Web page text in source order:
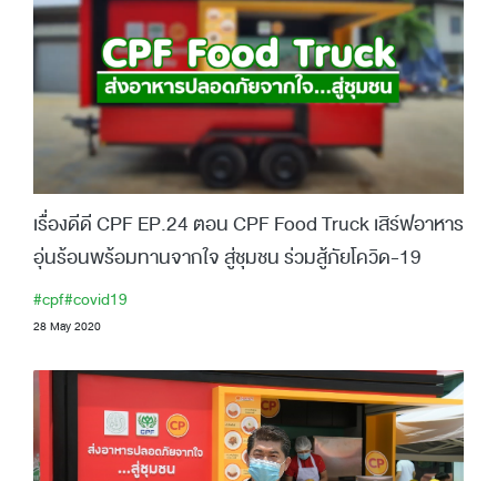
เรื่องดีดี CPF EP.24 ตอน CPF Food Truck เสิร์ฟอาหาร
อุ่นร้อนพร้อมทานจากใจ สู่ชุมชน ร่วมสู้ภัยโควิด-19
#cpf#covid19
28 May 2020